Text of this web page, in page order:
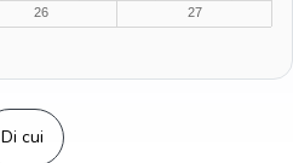
26
27
Di cui